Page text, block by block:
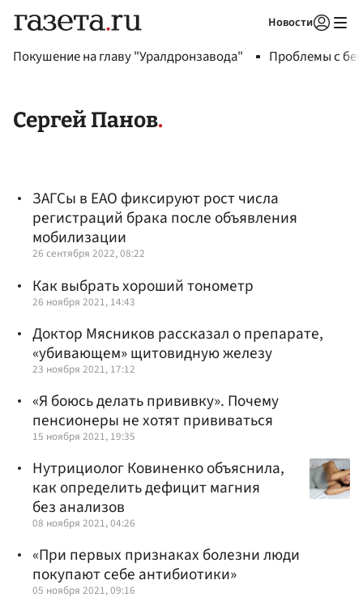
Новости
Покушение на главу "Уралдронзавода" Проблемы с
Сергей Панов
ЗАГСы в ЕАО фиксируют рост числа
регистраций брака после объявления
мобилизации
26 сентября 2022, 08:22
Как выбрать хороший тонометр
26 ноября 2021, 14:43
Доктор Мясников рассказал о препарате,
«убивающем» щитовидную железу
23 ноября 2021, 17:12
«Я боюсь делать прививку». Почему
пенсионеры не хотят прививаться
15 ноября 2021, 19:35
Нутрициолог Ковиненко объяснила,
как определить дефицит магния
без анализов
08 ноября 2021, 04:26
«При первых признаках болезни люди
покупают себе антибиотики»
05 ноября 2021, 09:16